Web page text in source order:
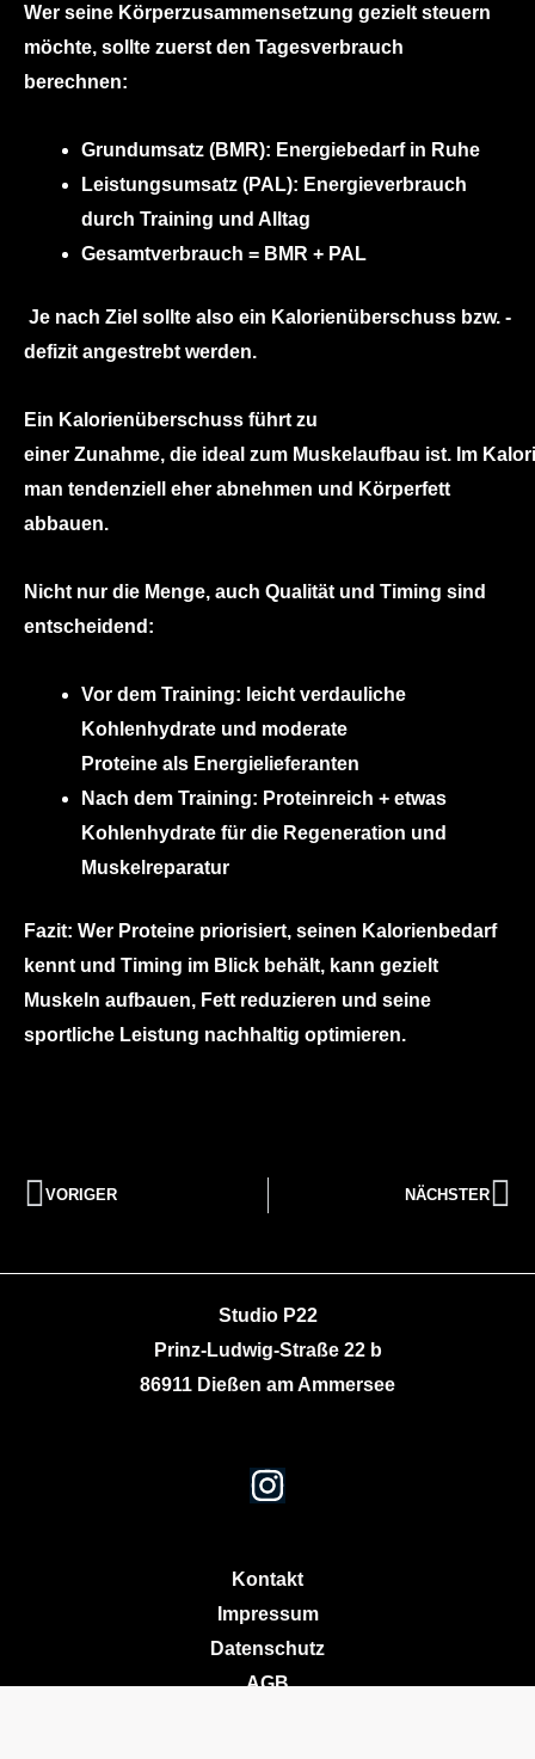
Wer seine Körperzusammensetzung gezielt steuern
möchte, sollte zuerst den Tagesverbrauch
berechnen:
Grundumsatz (BMR): Energiebedarf in Ruhe
Leistungsumsatz (PAL): Energieverbrauch
durch Training und Alltag
Gesamtverbrauch = BMR + PAL
Je nach Ziel sollte also ein Kalorienüberschuss bzw. -
defizit angestrebt werden.
Ein Kalorienüberschuss führt zu
einer Zunahme, die ideal zum Muskelaufbau ist. Im
man tendenziell eher abnehmen und Körperfett
abbauen.
Nicht nur die Menge, auch Qualität und Timing sind
entscheidend:
Vor dem Training: leicht verdauliche
Kohlenhydrate und moderate
Proteine als Energielieferanten
Nach dem Training: Proteinreich + etwas
Kohlenhydrate für die Regeneration und
Muskelreparatur
Fazit: Wer Proteine priorisiert, seinen Kalorienbedarf
kennt und Timing im Blick behält, kann gezielt
Muskeln aufbauen, Fett reduzieren und seine
sportliche Leistung nachhaltig optimieren.
Zurück
VORIGER NÄCHSTER
Studio P22
Prinz-Ludwig-Straße 22 b
86911 Dießen am Ammersee
Kontakt
Impressum
Datenschutz
AGB